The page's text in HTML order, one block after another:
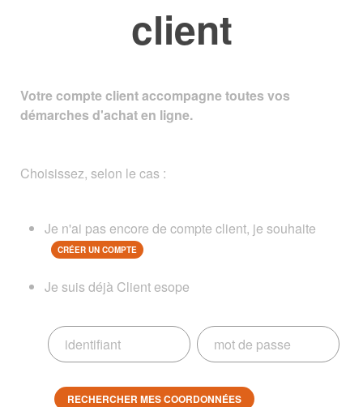
client
Votre compte client accompagne toutes vos
démarches d'achat en ligne.
Choisissez, selon le cas :
Je n'ai pas encore de compte client, je souhaite
CRÉER UN COMPTE
Je suis déjà Client esope
RECHERCHER MES COORDONNÉES